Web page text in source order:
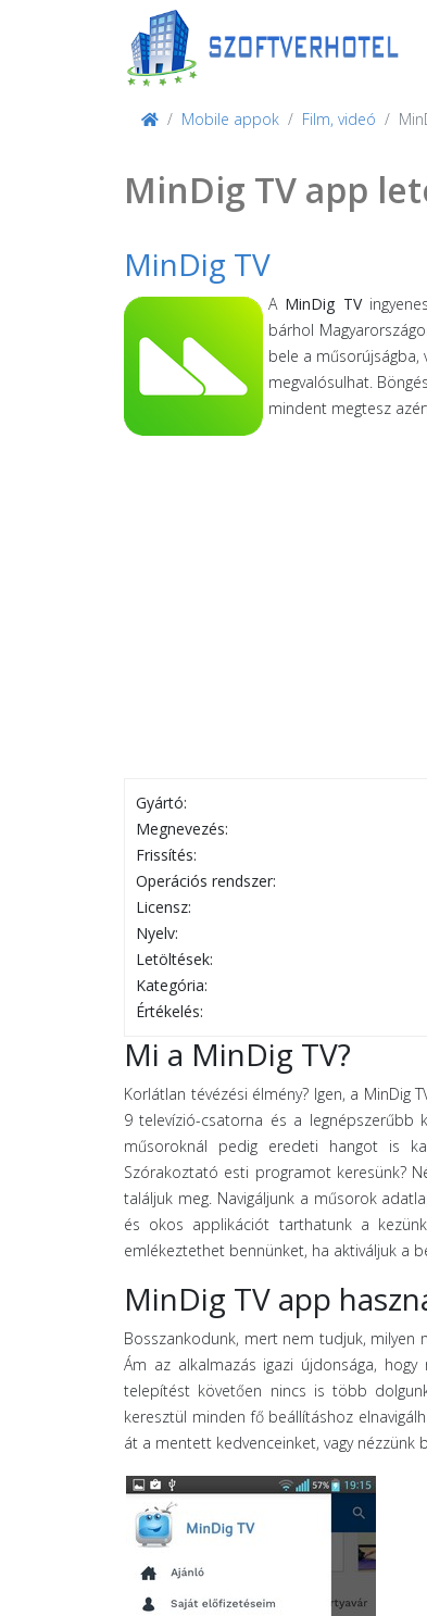
Mobile appok Film, videó
MinDig TV app
MinDig TV
A MinDig TV
bárhol
bele a műsorújságba,
megvalósulhat.
mindent megtesz
Gyártó:
Megnevezés:
Frissítés:
Operációs rendszer:
Licensz:
Nyelv:
Letöltések:
Kategória:
Értékelés:
Mi a MinDig TV?
Korlátlan tévézési élmény? Igen, a MinDig
9 televízió-csatorna és a legnépszerűbb
műsoroknál pedig eredeti hangot is
Szórakoztató esti programot keresünk?
találjuk meg. Navigáljunk a műsorok
és okos applikációt tarthatunk a
emlékeztethet bennünket, ha aktiváljuk a
MinDig TV app
Bosszankodunk, mert nem tudjuk, milyen
Ám az alkalmazás igazi újdonsága,
telepítést követően nincs is több
keresztül minden fő beállításhoz
át a mentett kedvenceinket, vagy